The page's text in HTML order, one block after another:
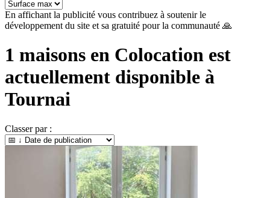
En affichant la publicité vous contribuez à soutenir le
développement du site et sa gratuité pour la communauté 🙏
1 maisons en Colocation est
actuellement disponible à
Tournai
Classer par :